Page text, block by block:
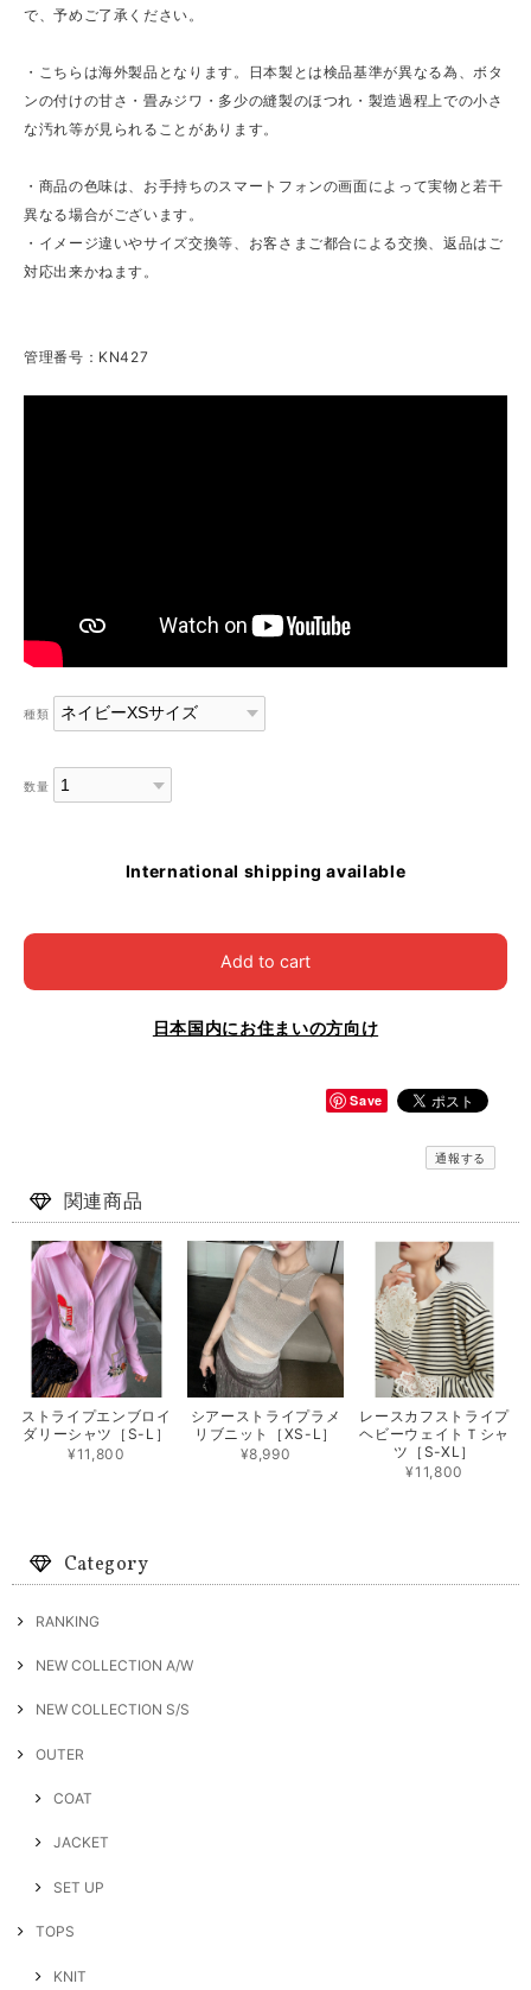
で、予めご了承ください。
・こちらは海外製品となります。日本製とは検品基準が異なる為、ボタ
ンの付けの甘さ・畳みジワ・多少の縫製のほつれ・製造過程上での小さ
な汚れ等が見られることがあります。
・商品の色味は、お手持ちのスマートフォンの画面によって実物と若干
異なる場合がございます。
・イメージ違いやサイズ交換等、お客さまご都合による交換、返品はご
対応出来かねます。
管理番号：KN427
種類
数量
International shipping available
Add to cart
日本国内にお住まいの方向け
Save
通報する
関連商品
ストライプエンブロイ
ダリーシャツ［S-L］
¥11,800
シアーストライプラメ
リブニット［XS-L］
¥8,990
レースカフストライプ
ヘビーウェイトＴシャ
ツ［S-XL］
¥11,800
Category
RANKING
NEW COLLECTION A/W
NEW COLLECTION S/S
OUTER
COAT
JACKET
SET UP
TOPS
KNIT